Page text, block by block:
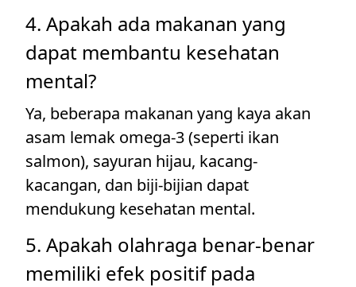
4. Apakah ada makanan yang
dapat membantu kesehatan
mental?
Ya, beberapa makanan yang kaya akan
asam lemak omega-3 (seperti ikan
salmon), sayuran hijau, kacang-
kacangan, dan biji-bijian dapat
mendukung kesehatan mental.
5. Apakah olahraga benar-benar
memiliki efek positif pada